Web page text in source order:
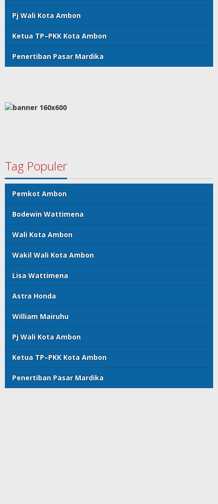
Pj Wali Kota Ambon
Ketua TP–PKK Kota Ambon
Penertiban Pasar Mardika
Tag Populer
Pemkot Ambon
Bodewin Wattimena
Wali Kota Ambon
Wakil Wali Kota Ambon
Lisa Wattimena
Astra Honda
William Mairuhu
Pj Wali Kota Ambon
Ketua TP–PKK Kota Ambon
Penertiban Pasar Mardika